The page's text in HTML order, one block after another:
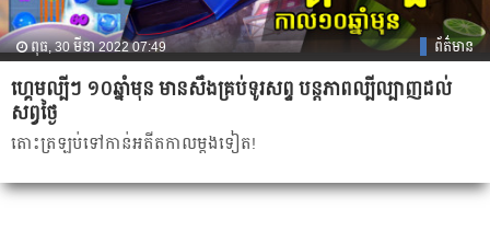
ពុធ, 30 មីនា 2022 07:49 ព័ត៌មាន
ហ្គេមល្បីៗ ១០ឆ្នាំមុន មានសឹងគ្រប់ទូរសព្ទ បន្តភាពល្បីល្បាញដល់
សព្វថ្ងៃ
តោះត្រឡប់ទៅកាន់អតីតកាលម្តងទៀត!